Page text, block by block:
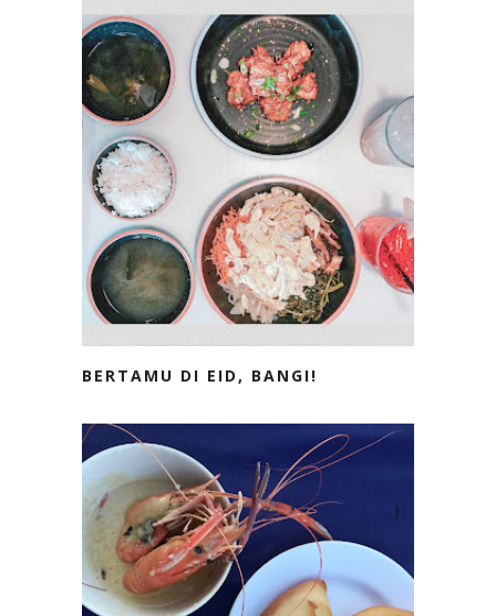
BERTAMU DI EID, BANGI!